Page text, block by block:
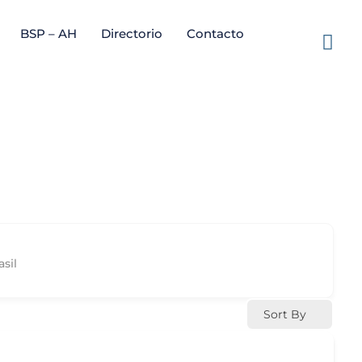
BSP – AH Directorio Contacto
Sort By